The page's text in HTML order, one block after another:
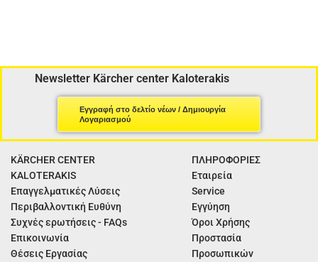
Newsletter Kärcher center Kaloterakis
Εγγραφή στο δελτίο νέων / Δημιουργία
Λογαριασμού
KÄRCHER CENTER
KALOTERAKIS
Επαγγελματικές Λύσεις
Περιβαλλοντική Ευθύνη
Συχνές ερωτήσεις - FAQs
Επικοινωνία
Θέσεις Εργασίας
ΠΛΗΡΟΦΟΡΙΕΣ
Εταιρεία
Service
Εγγύηση
Όροι Χρήσης
Προστασία
Προσωπικών